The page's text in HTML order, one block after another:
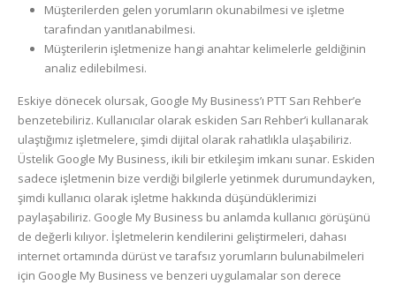
Müşterilerden gelen yorumların okunabilmesi ve işletme
tarafından yanıtlanabilmesi.
Müşterilerin işletmenize hangi anahtar kelimelerle geldiğinin
analiz edilebilmesi.
Eskiye dönecek olursak, Google My Business’ı PTT Sarı Rehber’e
benzetebiliriz. Kullanıcılar olarak eskiden Sarı Rehber’i kullanarak
ulaştığımız işletmelere, şimdi dijital olarak rahatlıkla ulaşabiliriz.
Üstelik Google My Business, ikili bir etkileşim imkanı sunar. Eskiden
sadece işletmenin bize verdiği bilgilerle yetinmek durumundayken,
şimdi kullanıcı olarak işletme hakkında düşündüklerimizi
paylaşabiliriz. Google My Business bu anlamda kullanıcı görüşünü
de değerli kılıyor. İşletmelerin kendilerini geliştirmeleri, dahası
internet ortamında dürüst ve tarafsız yorumların bulunabilmeleri
için Google My Business ve benzeri uygulamalar son derece